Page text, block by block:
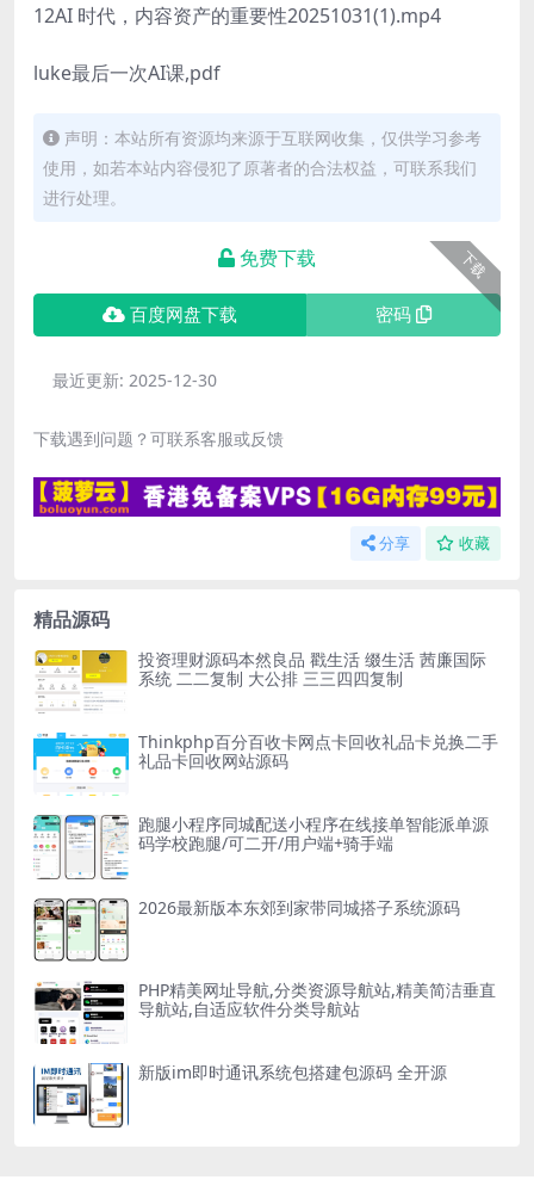
12AI 时代，内容资产的重要性20251031(1).mp4
luke最后一次AI课,pdf
声明：本站所有资源均来源于互联网收集，仅供学习参考
使用，如若本站内容侵犯了原著者的合法权益，可联系我们
进行处理。
下载
免费下载
百度网盘下载 密码
最近更新: 2025-12-30
下载遇到问题？可联系客服或反馈
分享 收藏
精品源码
投资理财源码本然良品 戳生活 缀生活 茜廉国际
系统 二二复制 大公排 三三四四复制
Thinkphp百分百收卡网点卡回收礼品卡兑换二手
礼品卡回收网站源码
跑腿小程序同城配送小程序在线接单智能派单源
码学校跑腿/可二开/用户端+骑手端
2026最新版本东郊到家带同城搭子系统源码
PHP精美网址导航,分类资源导航站,精美简洁垂直
导航站,自适应软件分类导航站
新版im即时通讯系统包搭建包源码 全开源